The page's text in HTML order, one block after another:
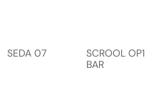
SEDA 07
SCROOL OP1
BAR